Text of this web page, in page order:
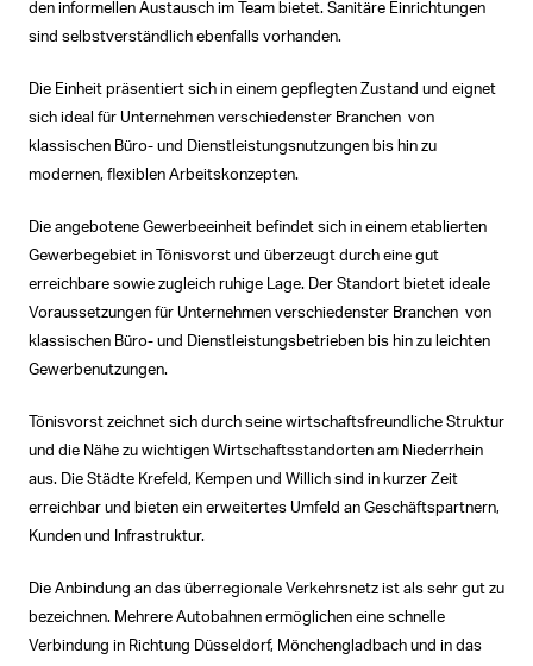
den informellen Austausch im Team bietet. Sanitäre Einrichtungen
sind selbstverständlich ebenfalls vorhanden.
Die Einheit präsentiert sich in einem gepflegten Zustand und eignet
sich ideal für Unternehmen verschiedenster Branchen  von
klassischen Büro- und Dienstleistungsnutzungen bis hin zu
modernen, flexiblen Arbeitskonzepten.
Die angebotene Gewerbeeinheit befindet sich in einem etablierten
Gewerbegebiet in Tönisvorst und überzeugt durch eine gut
erreichbare sowie zugleich ruhige Lage. Der Standort bietet ideale
Voraussetzungen für Unternehmen verschiedenster Branchen  von
klassischen Büro- und Dienstleistungsbetrieben bis hin zu leichten
Gewerbenutzungen.
Tönisvorst zeichnet sich durch seine wirtschaftsfreundliche Struktur
und die Nähe zu wichtigen Wirtschaftsstandorten am Niederrhein
aus. Die Städte Krefeld, Kempen und Willich sind in kurzer Zeit
erreichbar und bieten ein erweitertes Umfeld an Geschäftspartnern,
Kunden und Infrastruktur.
Die Anbindung an das überregionale Verkehrsnetz ist als sehr gut zu
bezeichnen. Mehrere Autobahnen ermöglichen eine schnelle
Verbindung in Richtung Düsseldorf, Mönchengladbach und in das